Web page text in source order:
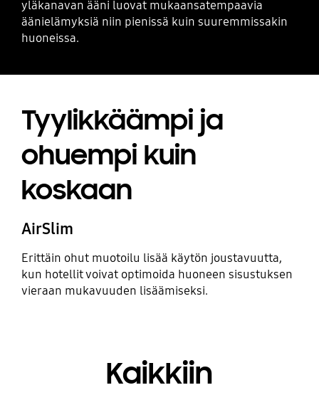
yläkanavan ääni luovat mukaansatempaavia
äänielämyksiä niin pienissä kuin suuremmissakin
huoneissa.
Tyylikkäämpi ja
ohuempi kuin
koskaan
AirSlim
Erittäin ohut muotoilu lisää käytön joustavuutta,
kun hotellit voivat optimoida huoneen sisustuksen
vieraan mukavuuden lisäämiseksi.
Kaikkiin